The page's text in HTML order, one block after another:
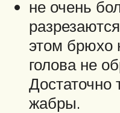
не очень
этом брюхо
голова не
Достаточно
жабры.